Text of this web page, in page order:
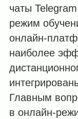
чаты
режим
онлайн-
наиболее
Главным
в онлайн-